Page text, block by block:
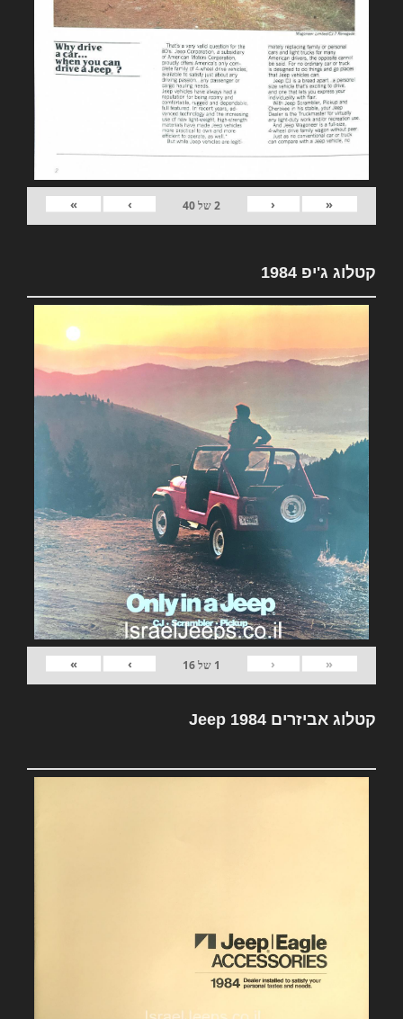
«
‹
2של40
›
»
קטלוג ג'יפ 1984
«
‹
1 של16
›
»
קטלוג אביזרים Jeep 1984